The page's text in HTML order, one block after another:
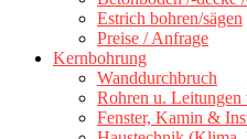
Estrich bohren/sägen
Preise / Anfrage
Kernbohrung
Wanddurchbruch
Rohren u. Leitungen
Fenster, Kamin &